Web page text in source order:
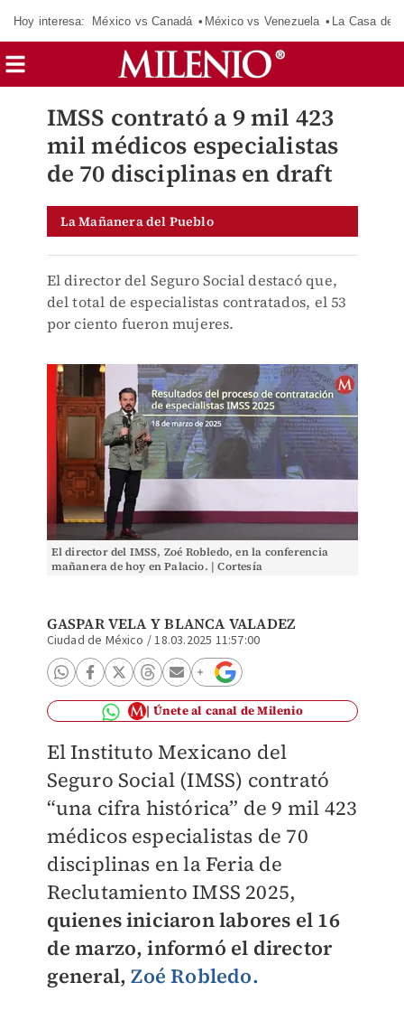
Hoy interesa: México vs Canadá México vs Venezuela La Casa de
IMSS contrató a 9 mil 423
mil médicos especialistas
de 70 disciplinas en draft
La Mañanera del Pueblo
El director del Seguro Social destacó que,
del total de especialistas contratados, el 53
por ciento fueron mujeres.
El director del IMSS, Zoé Robledo, en la conferencia
mañanera de hoy en Palacio. | Cortesía
GASPAR VELAYBLANCA VALADEZ
Ciudad de México /18.03.2025 11:57:00
Únete al canal de Milenio
El Instituto Mexicano del
Seguro Social (IMSS) contrató
“una cifra histórica” de 9 mil 423
médicos especialistas de 70
disciplinas en la Feria de
Reclutamiento IMSS 2025,
quienes iniciaron labores el 16
de marzo, informó el director
general, Zoé Robledo.